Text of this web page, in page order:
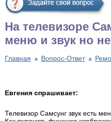
На телевизоре
меню и звук но
Главная Вопрос-Ответ
Евгения спрашивает:
Телевизор Самсунг звук есть